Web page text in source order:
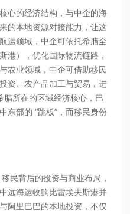
心的经济结构，与中企的海
的本地资源对接能力，让这
运领域，中企可依托希腊全
港），优化国际物流链路，
农业领域，中企可借助移民
资、农产品加工与贸易，进
所在的区域经济核心，巴
东部的 “跳板”，而移民身份
民背后的投资与商业布局，
远海运收购比雷埃夫斯港并
阿里巴巴的本地投资，不仅